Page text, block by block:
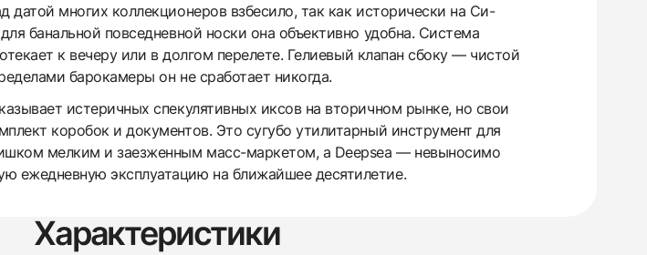
датой многих коллекционеров взбесило, так как исторически на Си-
банальной повседневной носки она объективно удобна. Система
к вечеру или в долгом перелете. Гелиевый клапан сбоку — чистой
барокамеры он не сработает никогда.
истеричных спекулятивных иксов на вторичном рынке, но свои
коробок и документов. Это сугубо утилитарный инструмент для
мелким и заезженным масс-маркетом, а Deepsea — невыносимо
ежедневную эксплуатацию на ближайшее десятилетие.
Характеристики